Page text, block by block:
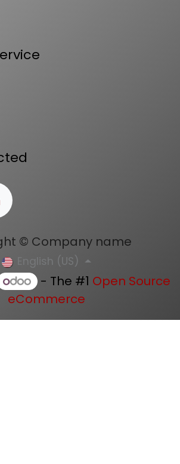
© Company name
English (US)
- The #1 Open Source
eCommerce